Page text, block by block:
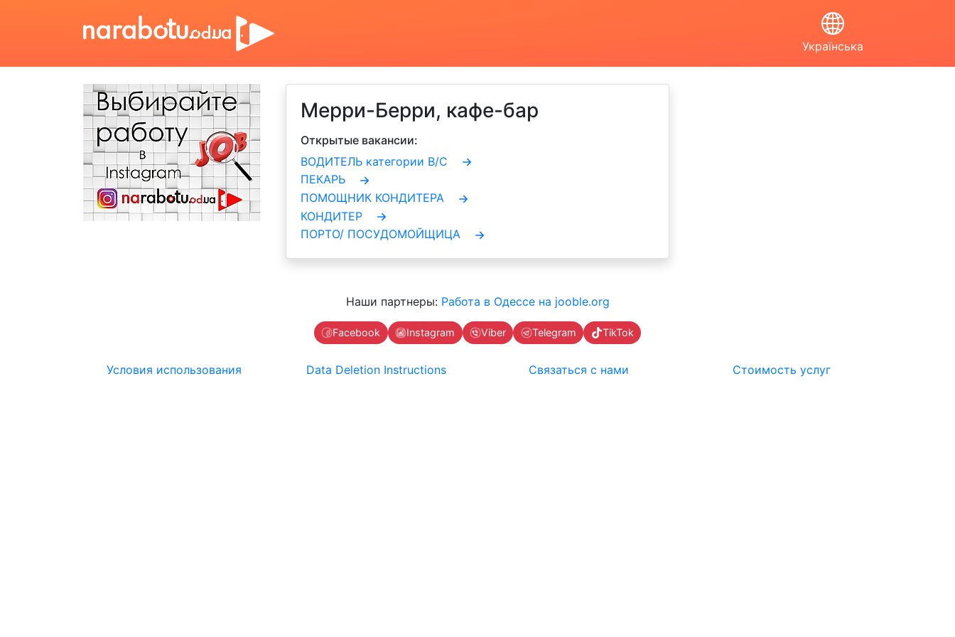
Українська
Мерри-Берри, кафе-бар
Открытые вакансии:
ВОДИТЕЛЬ категории В/С
ПЕКАРЬ
ПОМОЩНИК КОНДИТЕРА
КОНДИТЕР
ПОРТО/ ПОСУДОМОЙЩИЦА
Наши партнеры: Работа в Одессе на jooble.org
Facebook Instagram Viber Telegram TikTok
Условия использования Data Deletion Instructions Связаться с нами Стоимость услуг